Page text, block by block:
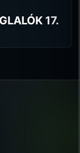
17.